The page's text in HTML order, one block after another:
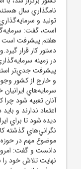
نامگذاري سال
توليد و
است، گفت:
هفتم پيشرفت است
دستور کار قرار
در زمينه
پيشرفت جدي‌تر
و خارج از کشور
سرمايه‌هاي
آنان تعبيه شود چرا
اعتماد ندارند و
ديده شود تا براي
نگراني‌هاي گذشته
موضوع مهم در حوزه
دانست و گفت:
نهايت تلاش خود را